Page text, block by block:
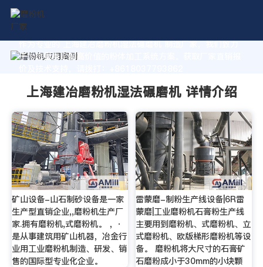
作为专业的 上海建冶磨粉机湿法碾磨机 制造厂家，我们致力
于为您量身定制高价值的粉体加工系统方案。获取厂家直销报
上海建冶磨粉机湿法碾磨机 详情介绍
矿山设备-山石制砂设备是一家
生产型直销企业,,磨粉机生产厂
家.拥有磨粉机,式磨粉机。 ，·
是从事建筑用矿山机器，冶金行
业用工业磨粉机制造、研发、销
售的国际型专业化企业。
雷蒙磨-制粉生产线设备|6R雷
蒙磨|工业磨粉机石膏粉生产线
主要用到磨粉机、式磨粉机、立
式磨粉机、欧版梯形磨粉机等设
备。 磨粉机将大尺寸的石膏矿
石磨粉成小于30mm的小块颗